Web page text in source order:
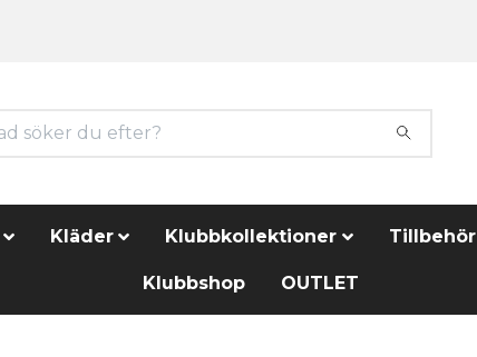
Kläder Klubbkollektioner Tillbehör
Klubbshop OUTLET